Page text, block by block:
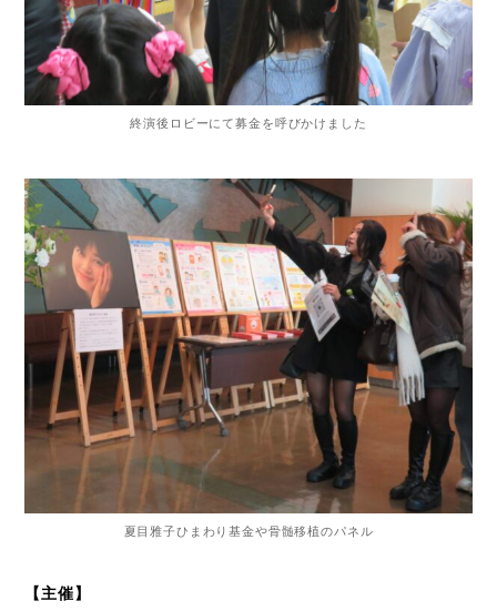
終演後ロビーにて募金を呼びかけました
夏目雅子ひまわり基金や骨髄移植のパネル
【主催】